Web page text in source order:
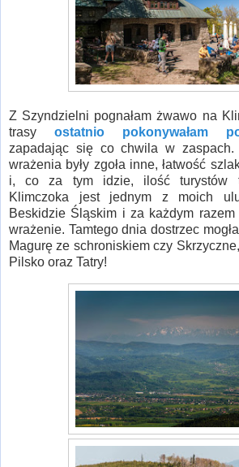
Z Szyndzielni pognałam żwawo na
trasy ostatnio pokonywałam
zapadając się co chwila w zaspach.
wrażenia były zgoła inne, łatwość
i, co za tym idzie, ilość turystów
Klimczoka jest jednym z moich
Beskidzie Śląskim i za każdym
wrażenie. Tamtego dnia dostrzec
Magurę ze schroniskiem czy
Pilsko oraz Tatry!